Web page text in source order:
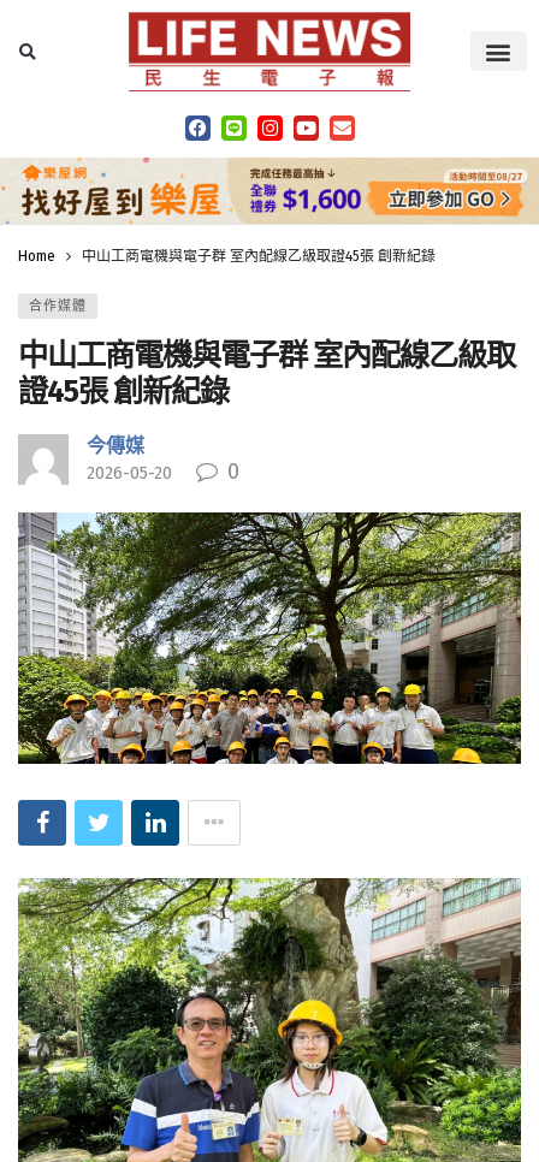
Home 中山工商電機與電子群 室內配線乙級取證45張 創新紀錄
合作媒體
中山工商電機與電子群 室內配線乙級取
證45張 創新紀錄
今傳媒
2026-05-20 0